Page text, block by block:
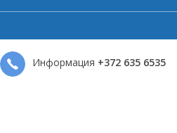
Информация +372 635 6535